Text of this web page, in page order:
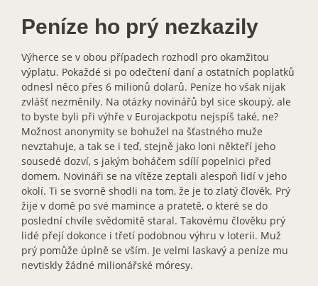
Peníze ho prý nezkazily
Výherce se v obou případech rozhodl pro okamžitou
výplatu. Pokaždé si po odečtení daní a ostatních poplatků
odnesl něco přes 6 milionů dolarů. Peníze ho však nijak
zvlášť nezměnily. Na otázky novinářů byl sice skoupý, ale
to byste byli při výhře v Eurojackpotu nejspíš také, ne?
Možnost anonymity se bohužel na šťastného muže
nevztahuje, a tak se i teď, stejně jako loni někteří jeho
sousedé dozví, s jakým boháčem sdílí popelnici před
domem. Novináři se na vítěze zeptali alespoň lidí v jeho
okolí. Ti se svorně shodli na tom, že je to zlatý člověk. Prý
žije v domě po své mamince a pratetě, o které se do
poslední chvíle svědomitě staral. Takovému člověku prý
lidé přejí dokonce i třetí podobnou výhru v loterii. Muž
prý pomůže úplně se vším. Je velmi laskavý a peníze mu
nevtiskly žádné milionářské móresy.